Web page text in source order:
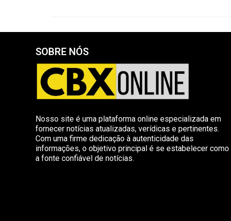
SOBRE NÓS
Nosso site é uma plataforma online especializada em
fornecer notícias atualizadas, verídicas e pertinentes.
Com uma firme dedicação à autenticidade das
informações, o objetivo principal é se estabelecer como
a fonte confiável de notícias.